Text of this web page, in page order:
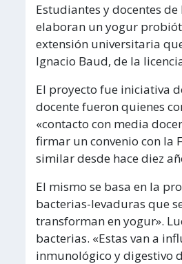
Estudiantes y docentes
elaboran un yogur
extensión universitaria
Ignacio Baud, de la
El proyecto fue iniciativa
docente fueron quienes
«contacto con media
firmar un convenio con la
similar desde hace diez
El mismo se basa en la
bacterias-levaduras que
transforman en yogur».
bacterias. «Estas van a
inmunológico y digestivo